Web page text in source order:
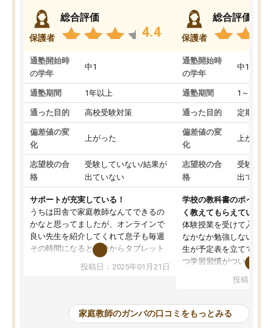
保護者
総合評価
4.4
通塾開始時
の学年
中1
通塾期間 1年以上
通った目的 高校受験対策
偏差値の変
化
上がった
志望校の合
格
受験していない/結果が
出ていない
サポートが充実している！
うちは田舎で家庭教師なんてできるの
かなと思ってましたが、オンラインで
良い先生を紹介してくれて息子も毎週
その時間になると自分からタブレット
を開いてzoomを繋げるようになりまし
た！5科目なんでもOKなのもとても気
めて1年ほどだった今では平均点以上の
科目が増えてきました！あと1年受験ま
投稿日：2025年01月21日
保護者
総合評価
通塾開始時
の学年
中1
通塾期間 1～3ヵ月
通った目的 定期テス
偏差値の変
化
上がった
志望校の合
格
受験して
出ていな
学校の教科書のポイント
く教えてもらえている
体験授業を受けて入塾し
なかなか勉強しない息子
生が予定表を立ててくれ
つ学習習慣がついてきま
指導が無い日も予定表
問できるのでとても助か
投稿日：
家庭教師のガンバの口コミをもっとみる